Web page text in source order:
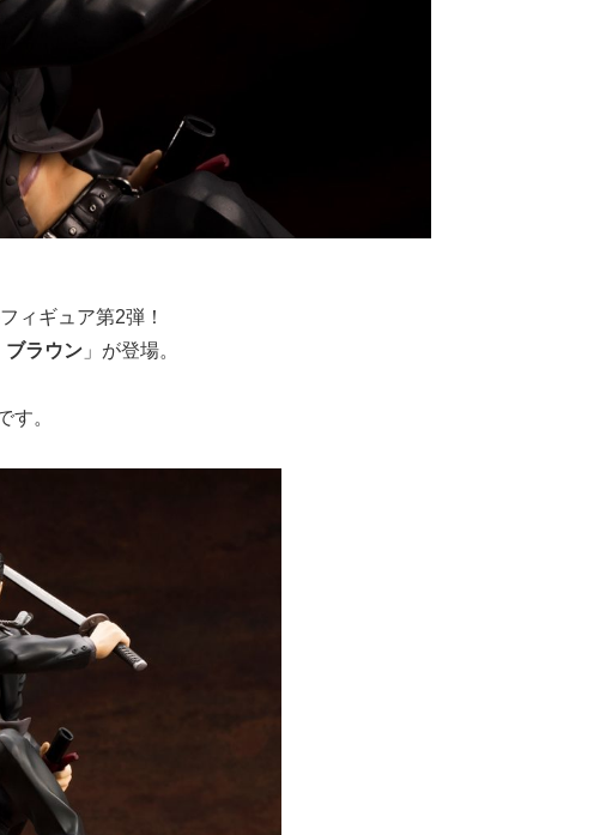
ィギュア第2弾！
ブラウン 」が登場。
す。